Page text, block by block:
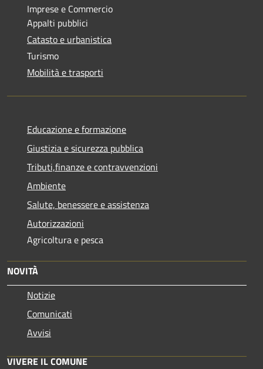
Imprese e Commercio
Appalti pubblici
Catasto e urbanistica
Turismo
Mobilità e trasporti
Educazione e formazione
Giustizia e sicurezza pubblica
Tributi,finanze e contravvenzioni
Ambiente
Salute, benessere e assistenza
Autorizzazioni
Agricoltura e pesca
NOVITÀ
Notizie
Comunicati
Avvisi
VIVERE IL COMUNE